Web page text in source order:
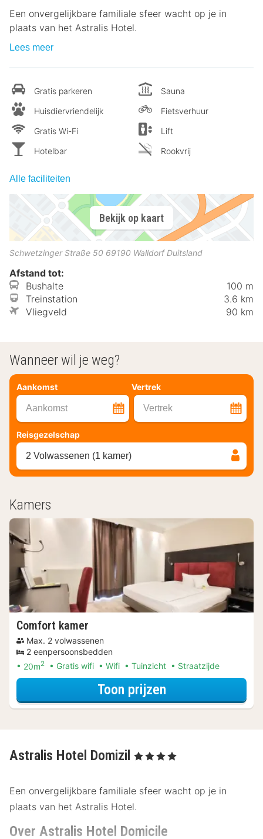
Een onvergelijkbare familiale sfeer wacht op je in
plaats van het Astralis Hotel.
Lees meer
Gratis parkeren
Huisdiervriendelijk
Gratis Wi-Fi
Hotelbar
Sauna
Fietsverhuur
Lift
Rookvrij
Alle faciliteiten
Bekijk op kaart
Schwetzinger Straße 50 69190 Walldorf Duitsland
Afstand tot:
Bushalte
100 m
Treinstation
3.6 km
Vliegveld
90 km
Wanneer wil je weg?
Aankomst Vertrek
Aankomst Vertrek
Reisgezelschap
2 Volwassenen (1 kamer)
Kamers
Comfort kamer
Max. 2 volwassenen
2 eenpersoonsbedden
20m2 Gratis wifi Wifi Tuinzicht Straatzijde
Toon prijzenvoor Geniet van
Astralis Hotel Domizil , 4 Sterren
Een onvergelijkbare familiale sfeer wacht op je in
plaats van het Astralis Hotel.
Over Astralis Hotel Domicile